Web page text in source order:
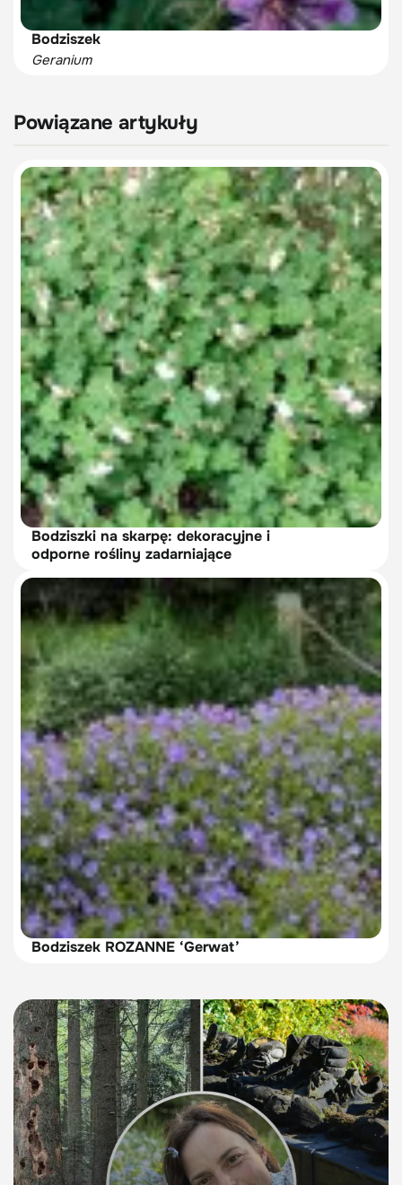
Bodziszek
Geranium
Powiązane artykuły
Bodziszki na skarpę: dekoracyjne i
odporne rośliny zadarniające
Bodziszek ROZANNE ‘Gerwat’